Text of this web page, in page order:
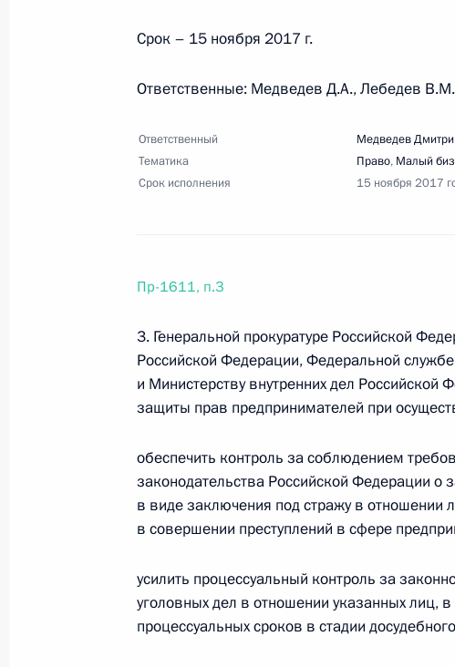
14 августа 2017 года, 17:00
Перечень поручений по осуществлению
на выявление и пресечение деятельности
Перечень поручений по итогам встречи
5 августа 2017 года, 21:00 3 поручения
4 августа 2017 года, пятница
Перечень поручений по итогам
4 августа 2017 года, 19:00 3 поручения
26 июля 2017 года, среда
Перечень поручений по итогам проверки
по вопросам повышения транспортной
Срок – 15 ноября 2017 г.
Ответственные: Медведев Д.А., Лебедев
Ответственный
Медведев
Тематика
Право, Малый
Срок исполнения
15 ноября 2017
Пр-1611, п.3
3. Генеральной прокуратуре Российской
Российской Федерации, Федеральной
и Министерству внутренних дел
защиты прав предпринимателей при
обеспечить контроль за соблюдением
законодательства Российской Федерации о
в виде заключения под стражу в
в совершении преступлений в сфере
усилить процессуальный контроль за
уголовных дел в отношении указанных лиц,
процессуальных сроков в стадии